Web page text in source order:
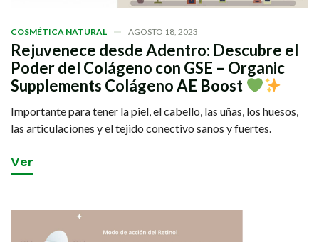
COSMÉTICA NATURAL AGOSTO 18, 2023
Rejuvenece desde Adentro: Descubre el
Poder del Colágeno con GSE – Organic
Supplements Colágeno AE Boost
Importante para tener la piel, el cabello, las uñas, los huesos,
las articulaciones y el tejido conectivo sanos y fuertes.
Ver